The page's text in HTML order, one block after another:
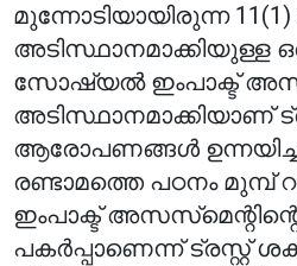
മുന്നോടിയായിരുന്ന
അടിസ്ഥാനമാക്കിയുള്ള
സോഷ്യൽ ഇംപാക്ട്
അടിസ്ഥാനമാക്കിയാണ്
ആരോപണങ്ങൾ
രണ്ടാമത്തെ പഠനം മുമ്പ്
ഇംപാക്ട്
പകർപ്പാണെന്ന് ട്രസ്റ്റ്